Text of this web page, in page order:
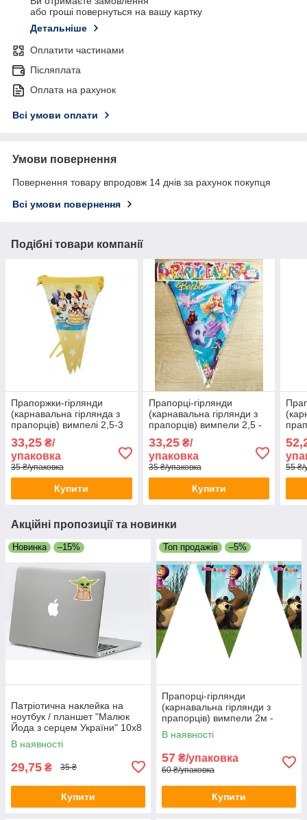
або гроші повернуться на вашу картку
Детальніше
Оплатити частинами
Післяплата
Оплата на рахунок
Всі умови оплати
Умови повернення
Повернення товару впродовж 14 днів за рахунок покупця
Всі умови повернення
Подібні товари компанії
Прапоржки-гірлянди
(карнавальна гірлянда з
прапорців) вимпелі 2,5-3
друзі
33,25 ₴/
упаковка
35 ₴/упаковка
Купити
Прапорці-гірлянди
(карнавальна гірлянди з
прапорців) вимпели 2,5 -
Блакитний
33,25₴/
упаковка
35 ₴/упаковка
Купити
55 ₴/
Акційні пропозиції та новинки
Новинка –15%
Патріотична наклейка на
ноутбук / планшет "Малюк
Йода з серцем України" 10х8
см
В наявності
29,75 ₴ 35 ₴
Купити
Топ продажів –5%
Прапорці-гірлянди
(карнавальна гірлянди з
прапорців) вимпели 2м -
Маша і Ведмідь, Різні
кольори
В наявності
57 ₴/упаковка
60 ₴/упаковка
Купити